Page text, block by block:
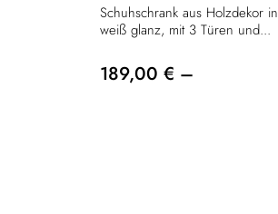
Schuhschrank aus Holzdekor in
weiß glanz, mit 3 Türen und...
189,00 € –